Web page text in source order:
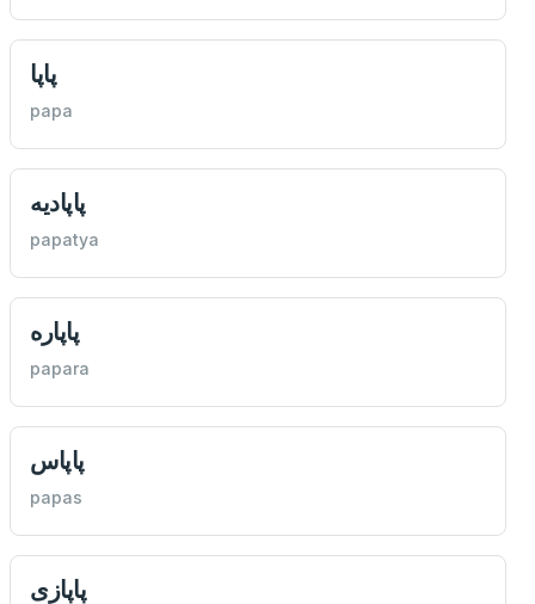
پاپا
papa
پاپاديه
papatya
پاپاره
papara
پاپاس
papas
پاپازی